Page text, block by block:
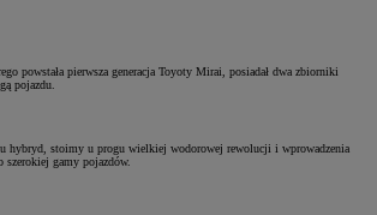
powstała pierwsza generacja Toyoty Mirai, posiadał dwa zbiorniki
pojazdu.
hybryd, stoimy u progu wielkiej wodorowej rewolucji i wprowadzenia
gamy pojazdów.